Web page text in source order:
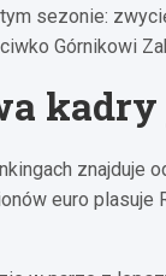
sezonie:
Górnikowi
znajduje
euro plasuje